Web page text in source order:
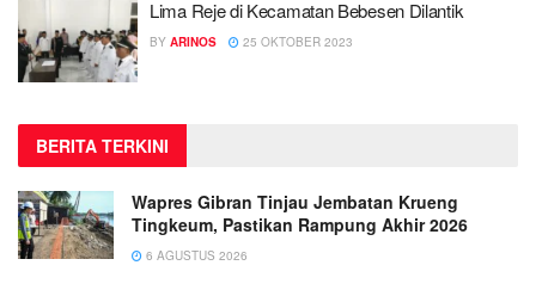
Lima Reje di Kecamatan Bebesen Dilantik
BY ARINOS 25 OKTOBER 2023
BERITA TERKINI
Wapres Gibran Tinjau Jembatan Krueng
Tingkeum, Pastikan Rampung Akhir 2026
6 AGUSTUS 2026